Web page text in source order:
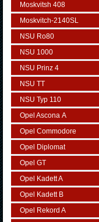
Moskvitsh 408
Moskvitch-2140SL
NSU Ro80
NSU 1000
NSU Prinz 4
NSU TT
NSU Typ 110
Opel Ascona А
Opel Commodore
Opel Diplomat
Opel GT
Opel Kadett A
Opel Kadett B
Opel Rekord A